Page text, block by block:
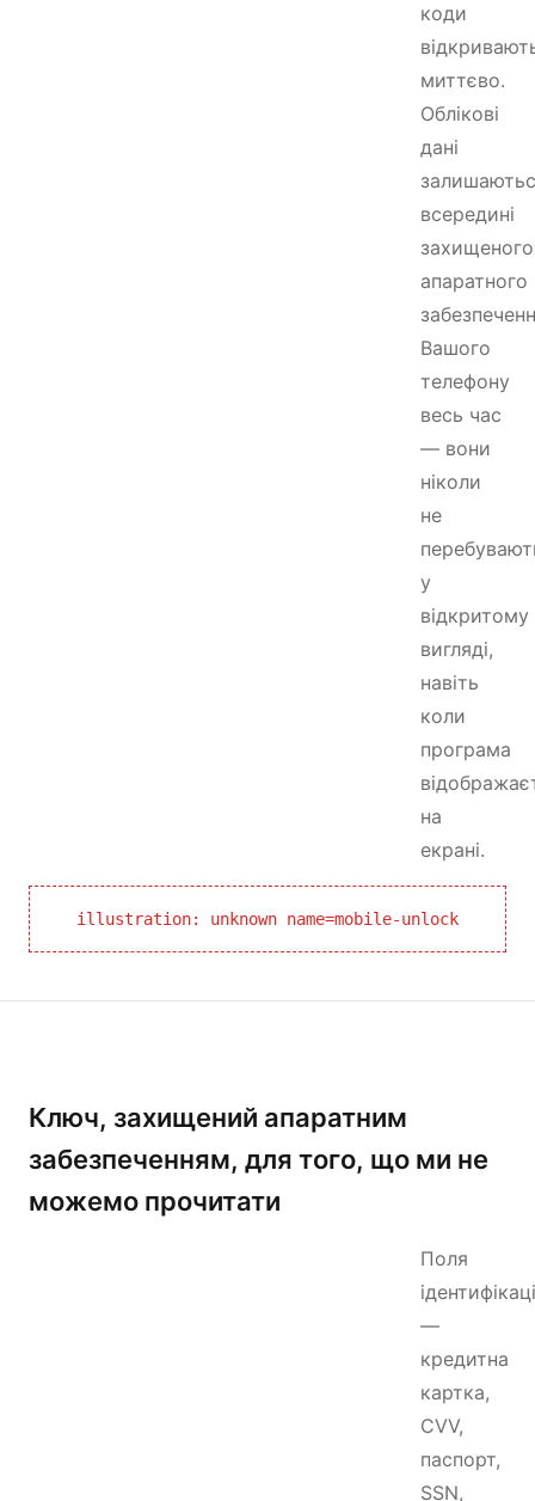
коди
миттєво.
Облікові
дані
всередині
захищеного
апаратного
Вашого
телефону
весь час
— вони
ніколи
не
у
відкритому
вигляді,
навіть
коли
програма
на
екрані.
illustration: unknown name=mobile-unlock
Ключ, захищений апаратним
забезпеченням, для того, що ми не
можемо прочитати
Поля
—
кредитна
картка,
CVV,
паспорт,
SSN,